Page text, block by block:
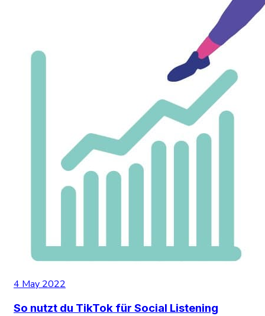
4 May 2022
So nutzt du TikTok für Social Listening